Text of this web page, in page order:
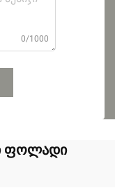
0/1000
ფოლადი